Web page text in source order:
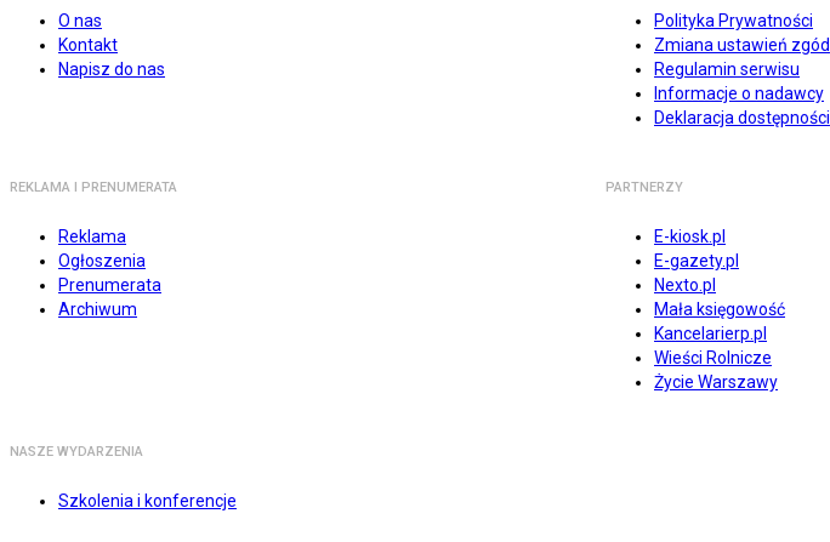
O nas
Kontakt
Napisz do nas
Polityka Prywatności
Zmiana ustawień zgód
Regulamin serwisu
Informacje o nadawcy
Deklaracja dostępności
REKLAMA I PRENUMERATA
Reklama
Ogłoszenia
Prenumerata
Archiwum
PARTNERZY
E-kiosk.pl
E-gazety.pl
Nexto.pl
Mała księgowość
Kancelarierp.pl
Wieści Rolnicze
Życie Warszawy
NASZE WYDARZENIA
Szkolenia i konferencje